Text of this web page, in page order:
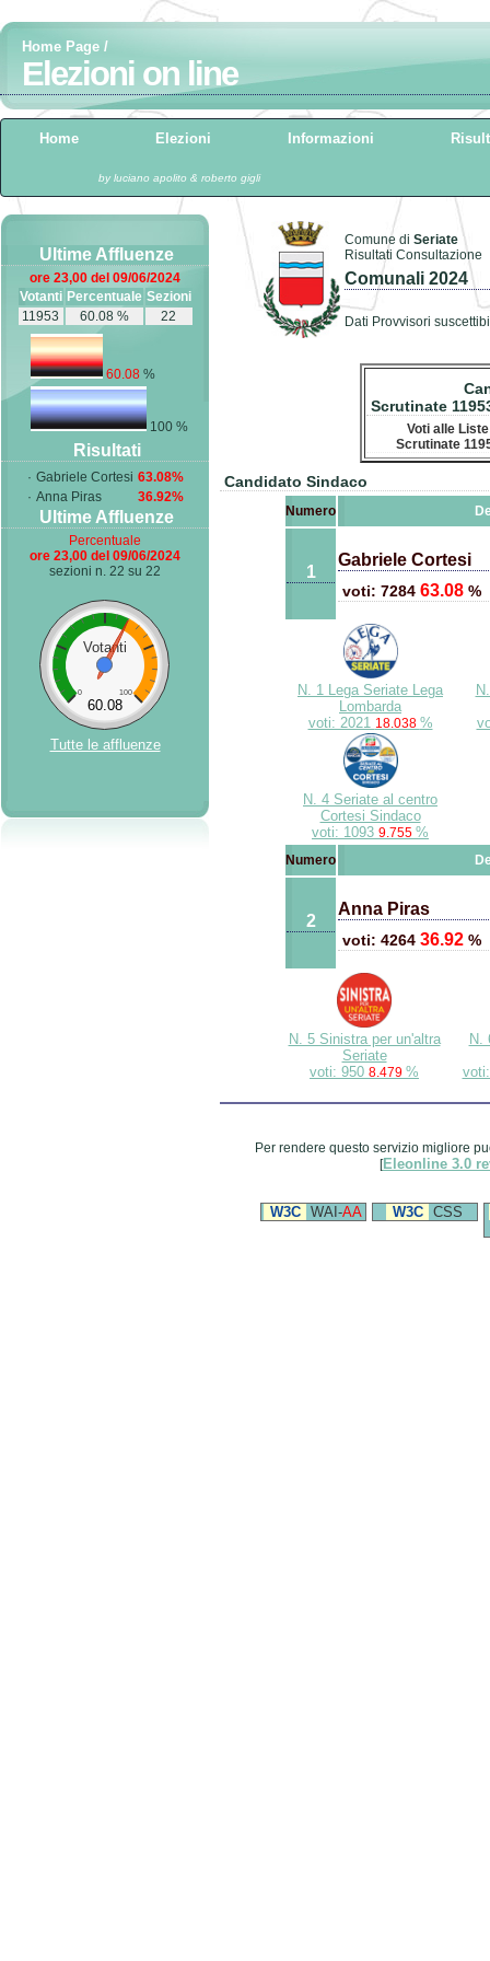
Home Page /
Elezioni on line
Home Elezioni Informazioni
by luciano apolito & roberto gigli
Ultime Affluenze
ore 23,00 del 09/06/2024
Votanti Percentuale Sezioni
11953
60.08 % 22
60.08 %
100 %
Risultati
· Gabriele Cortesi 63.08%
· Anna Piras 36.92%
Ultime Affluenze
Percentuale
ore 23,00 del 09/06/2024
sezioni n. 22 su 22
Votanti
0 100
60.08
Tutte le affluenze
Comune di Seriate
Risultati Consultazione
Comunali 2024
Dati Provvisori
Scrutinate
Voti alle
Scrutinate
Candidato Sindaco
Numero
1
Gabriele Cortesi
voti: 7284 63.08 %
N. 1 Lega Seriate Lega
Lombarda
voti: 2021 18.038 %
N. 4 Seriate al centro
Cortesi Sindaco
voti: 1093 9.755 %
Numero
2
Anna Piras
voti: 4264 36.92 %
N. 5 Sinistra per un'altra
Seriate
voti: 950 8.479 %
N.
Per rendere questo servizio migliore
[Eleonline 3.0
W3C WAI-AA W3C CSS